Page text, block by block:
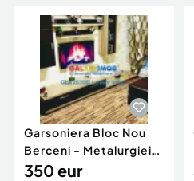
Garsoniera Bloc Nou
Berceni - Metalurgiei
Park - Postalionul
350 eur